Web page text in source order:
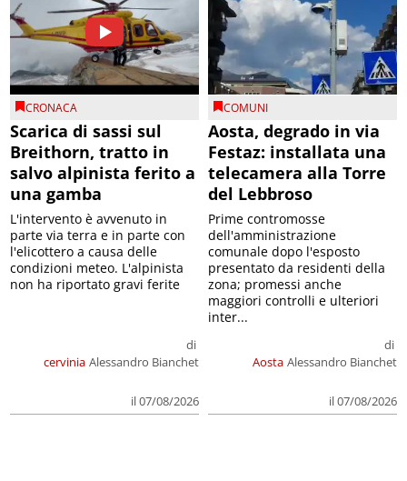
CRONACA
Scarica di sassi sul
Breithorn, tratto in
salvo alpinista ferito a
una gamba
cervinia
di
Alessandro Bianchet
il 07/08/2026
L'intervento è avvenuto in
parte via terra e in parte con
l'elicottero a causa delle
condizioni meteo. L'alpinista
non ha riportato gravi ferite
COMUNI
Aosta, degrado in via
Festaz: installata una
telecamera alla Torre
del Lebbroso
Aosta
di
Alessandro Bianchet
il 07/08/2026
Prime contromosse
dell'amministrazione
comunale dopo l'esposto
presentato da residenti della
zona; promessi anche
maggiori controlli e ulteriori
inter...